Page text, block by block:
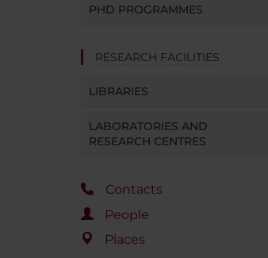
PHD PROGRAMMES
RESEARCH FACILITIES
LIBRARIES
LABORATORIES AND
RESEARCH CENTRES
Contacts
People
Places